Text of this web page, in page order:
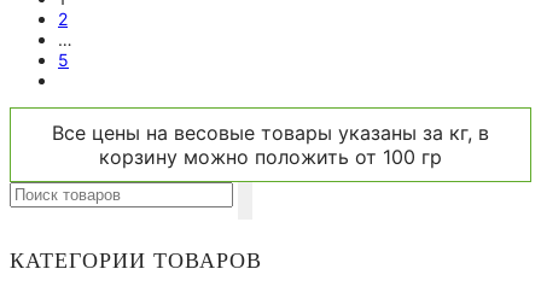
Зира
2
…
5
Все цены на весовые товары указаны за кг, в
корзину можно положить от 100 гр
Search
for:
КАТЕГОРИИ ТОВАРОВ